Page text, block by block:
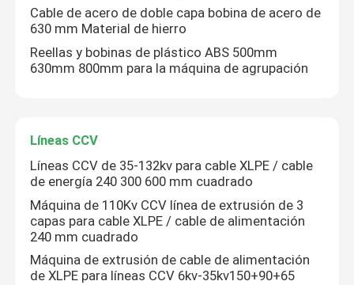
Deja un mensaje
¡Te llamaremos pronto!
Cable de acero de doble capa bobina de acero de
630 mm Material de hierro
Reellas y bobinas de plástico ABS 500mm
630mm 800mm para la máquina de agrupación
Líneas CCV
Líneas CCV de 35-132kv para cable XLPE / cable
de energía 240 300 600 mm cuadrado
Máquina de 110Kv CCV línea de extrusión de 3
capas para cable XLPE / cable de alimentación
240 mm cuadrado
Máquina de extrusión de cable de alimentación
de XLPE para líneas CCV 6kv-35kv150+90+65